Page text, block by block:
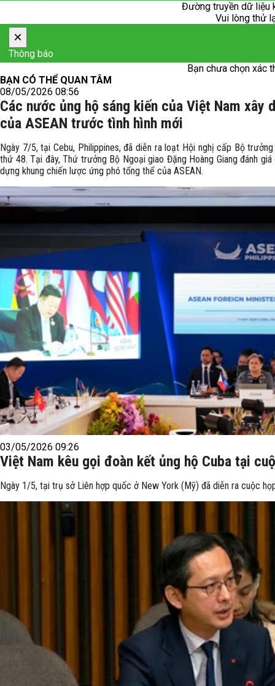
Đường truyền dữ liệu
Vui lòng thử
×
Thông báo
Bạn chưa chọn xác
BẠN CÓ THỂ QUAN TÂM
08/05/2026 08:56
Các nước ủng hộ sáng kiến của Việt Nam
của ASEAN trước tình hình mới
Ngày 7/5, tại Cebu, Philippines, đã diễn ra loạt Hội nghị cấp Bộ
thứ 48. Tại đây, Thứ trưởng Bộ Ngoại giao Đặng Hoàng Giang đánh
dựng khung chiến lược ứng phó tổng thể của ASEAN.
03/05/2026 09:26
Việt Nam kêu gọi đoàn kết ủng hộ Cuba tại
Ngày 1/5, tại trụ sở Liên hợp quốc ở New York (Mỹ) đã diễn ra cuộc